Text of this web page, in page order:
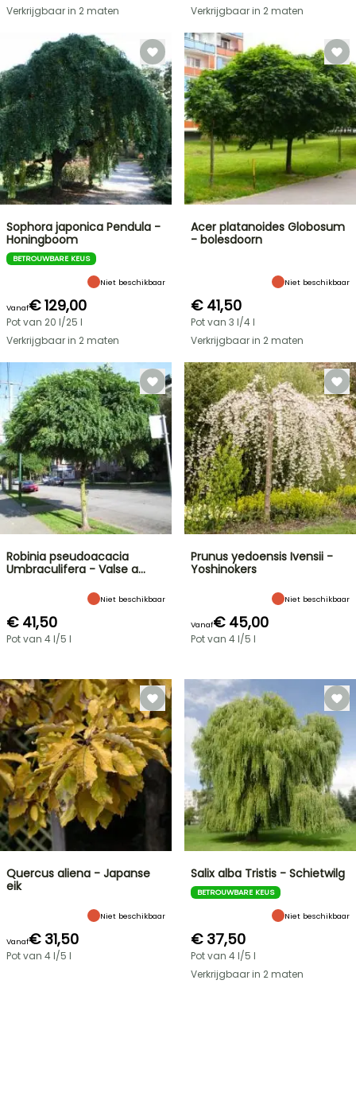
Verkrijgbaar in 2 maten
Verkrijgbaar in 2 maten
Sophora japonica Pendula -
Honingboom
BETROUWBARE KEUS
Niet beschikbaar
Vanaf€ 129,00
Pot van 20 l/25 l
Verkrijgbaar in 2 maten
Acer platanoides Globosum
- bolesdoorn
Niet beschikbaar
€ 41,50
Pot van 3 l/4 l
Verkrijgbaar in 2 maten
Robinia pseudoacacia
Umbraculifera - Valse a…
Niet beschikbaar
€ 41,50
Pot van 4 l/5 l
Prunus yedoensis Ivensii -
Yoshinokers
Niet beschikbaar
Vanaf€ 45,00
Pot van 4 l/5 l
Quercus aliena - Japanse
eik
Niet beschikbaar
Vanaf€ 31,50
Pot van 4 l/5 l
Salix alba Tristis - Schietwilg
BETROUWBARE KEUS
Niet beschikbaar
€ 37,50
Pot van 4 l/5 l
Verkrijgbaar in 2 maten